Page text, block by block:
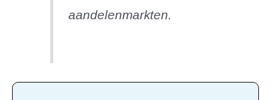
aandelenmarkten.